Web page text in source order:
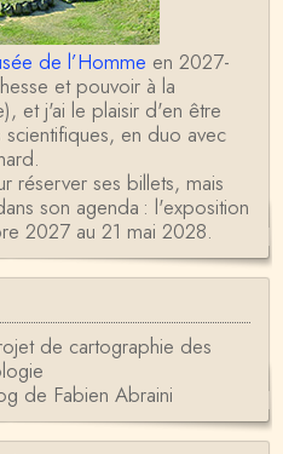
de l’Homme en 2027-
et pouvoir à la
et j'ai le plaisir d'en être
scientifiques, en duo avec
réserver ses billets, mais
son agenda : l'exposition
2027 au 21 mai 2028.
de cartographie des
de Fabien Abraini